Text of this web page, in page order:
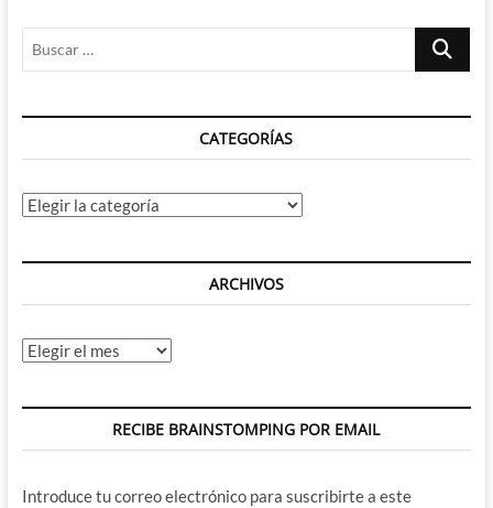
3?
(I):
semana
Iron
Buscar
CATEGORÍAS
Categorías
ARCHIVOS
Archivos
RECIBE BRAINSTOMPING POR EMAIL
Introduce tu correo electrónico para suscribirte a este